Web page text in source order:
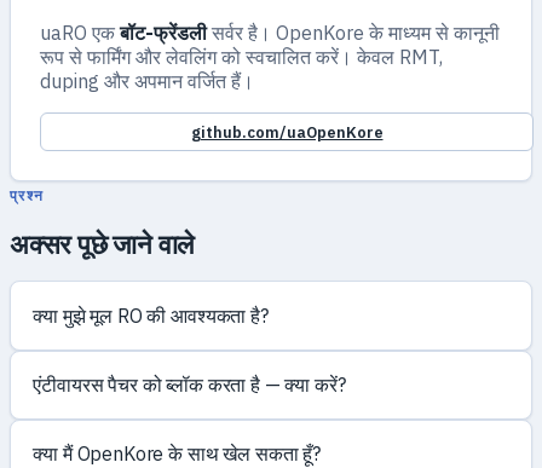
uaRO एकबॉट-फ्रेंडलीसर्वर है। OpenKore के माध्यम से कानूनी
रूप से फार्मिंग और लेवलिंग को स्वचालित करें। केवल RMT,
duping और अपमान वर्जित हैं।
github.com/uaOpenKore
प्रश्न
अक्सर पूछे जाने वाले
क्या मुझे मूल RO की आवश्यकता है?
एंटीवायरस पैचर को ब्लॉक करता है — क्या करें?
क्या मैं OpenKore के साथ खेल सकता हूँ?